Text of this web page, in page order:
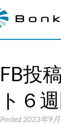
FB投
ト６
Posted 2023年9